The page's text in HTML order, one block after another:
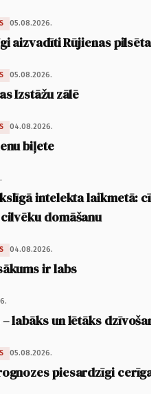
05.08.2026.
aizvadīti Rūjienas
05.08.2026.
Izstāžu zālē
04.08.2026.
biļete
intelekta laikmetā:
domāšanu
04.08.2026.
ir labs
labāks un lētāks
05.08.2026.
piesardzīgi